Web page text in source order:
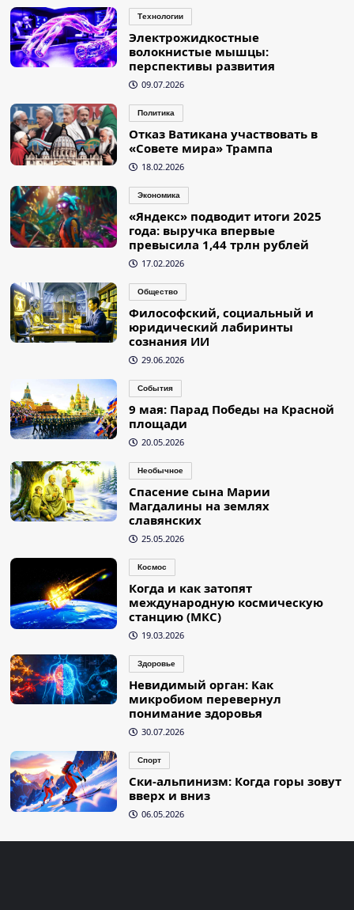
Технологии
Электрожидкостные
волокнистые мышцы:
перспективы развития
09.07.2026
Политика
Отказ Ватикана участвовать в
«Совете мира» Трампа
18.02.2026
Экономика
«Яндекс» подводит итоги 2025
года: выручка впервые
превысила 1,44 трлн рублей
17.02.2026
Общество
Философский, социальный и
юридический лабиринты
сознания ИИ
29.06.2026
События
9 мая: Парад Победы на Красной
площади
20.05.2026
Необычное
Спасение сына Марии
Магдалины на землях
славянских
25.05.2026
Космос
Когда и как затопят
международную космическую
станцию (МКС)
19.03.2026
Здоровье
Невидимый орган: Как
микробиом перевернул
понимание здоровья
30.07.2026
Спорт
Ски-альпинизм: Когда горы зовут
вверх и вниз
06.05.2026